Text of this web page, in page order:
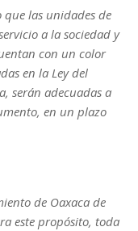
que las unidades de
a la sociedad y
con un color
en la Ley del
serán adecuadas a
en un plazo
de Oaxaca de
este propósito, toda